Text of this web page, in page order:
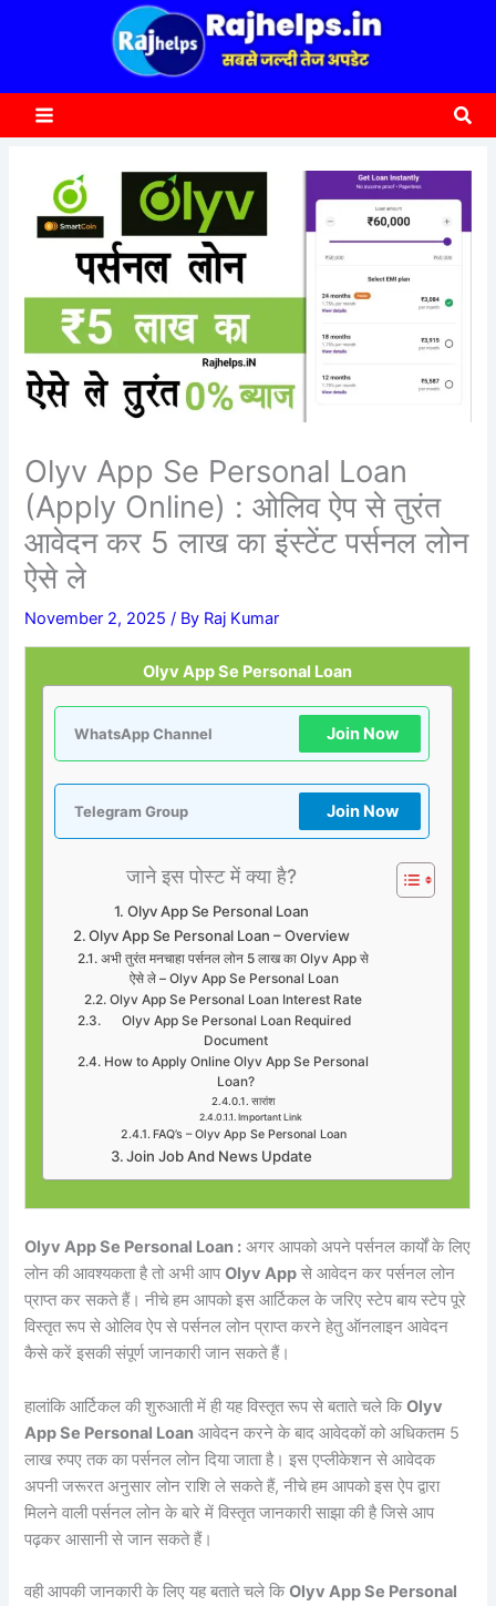
Olyv App Se Personal Loan
(Apply Online) : ओलिव ऐप से तुरंत
आवेदन कर 5 लाख का इंस्टेंट पर्सनल लोन
ऐसे ले
November 2, 2025/ By Raj Kumar
Olyv App Se Personal Loan
WhatsApp Channel Join Now
Telegram Group Join Now
जाने इस पोस्ट में क्या है?
Olyv App Se Personal Loan
Olyv App Se Personal Loan – Overview
अभी तुरंत मनचाहा पर्सनल लोन 5 लाख का Olyv App से
ऐसे ले – Olyv App Se Personal Loan
Olyv App Se Personal Loan Interest Rate
Olyv App Se Personal Loan Required
Document
How to Apply Online Olyv App Se Personal
Loan?
सारांश
Important Link
FAQ’s – Olyv App Se Personal Loan
Join Job And News Update
Olyv App Se Personal Loan : अगर आपको अपने पर्सनल कार्यों के लिए
लोन की आवश्यकता है तो अभी आपOlyv App से आवेदन कर पर्सनल लोन
प्राप्त कर सकते हैं। नीचे हम आपको इस आर्टिकल के जरिए स्टेप बाय स्टेप पूरे
विस्तृत रूप से ओलिव ऐप से पर्सनल लोन प्राप्त करने हेतु ऑनलाइन आवेदन
कैसे करें इसकी संपूर्ण जानकारी जान सकते हैं।
हालांकि आर्टिकल की शुरुआती में ही यह विस्तृत रूप से बताते चले किOlyv
App Se Personal Loan आवेदन करने के बाद आवेदकों को अधिकतम 5
लाख रुपए तक का पर्सनल लोन दिया जाता है। इस एप्लीकेशन से आवेदक
अपनी जरूरत अनुसार लोन राशि ले सकते हैं, नीचे हम आपको इस ऐप द्वारा
मिलने वाली पर्सनल लोन के बारे में विस्तृत जानकारी साझा की है जिसे आप
पढ़कर आसानी से जान सकते हैं।
वही आपकी जानकारी के लिए यह बताते चले किOlyv App Se Personal
c